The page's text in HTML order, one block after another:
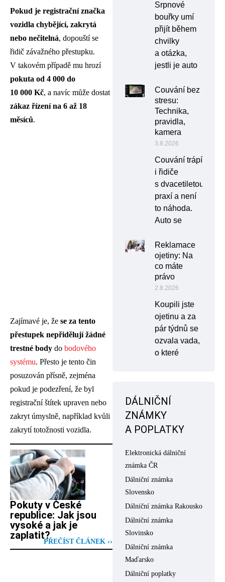
Pokud je registrační značka
vozidla chybějící, zakrytá
nebo nečitelná, dopouští se
řidič závažného přestupku.
V takovém případě mu hrozí
pokuta od 4 000 do
10 000 Kč, a navíc může dostat
zákaz řízení na 6 až 18
měsíců.
Zajímavé je, že se za tento
přestupek nepřidělují žádné
trestné body do bodového
systému. Přesto je tento čin
posuzován přísně, zejména
pokud je podezření, že byl
registrační štítek upraven nebo
zakryt úmyslně, například kvůli
zakrytí totožnosti vozidla.
Pokuty v České
republice: Jak jsou
vysoké a jak je
zaplatit?
PŘEČÍST ČLÁNEK ››
Srpnové
bouřky umí
přijít během
chvilky
a otázka,
jestli je auto
Couvání bez
stresu:
Technika,
pravidla,
kamera
3.8.2026
Couvání trápí
i řidiče
s dvacetiletou
praxí a není
to náhoda.
Auto se
Reklamace
ojetiny: Na
co máte
právo
2.8.2026
Koupili jste
ojetinu a za
pár týdnů se
ozvala vada,
o které
DÁLNIČNÍ
ZNÁMKY
A POPLATKY
Elektronická dálniční
známka ČR
Dálniční známka
Slovensko
Dálniční známka Rakousko
Dálniční známka
Slovinsko
Dálniční známka
Maďarsko
Dálniční poplatky